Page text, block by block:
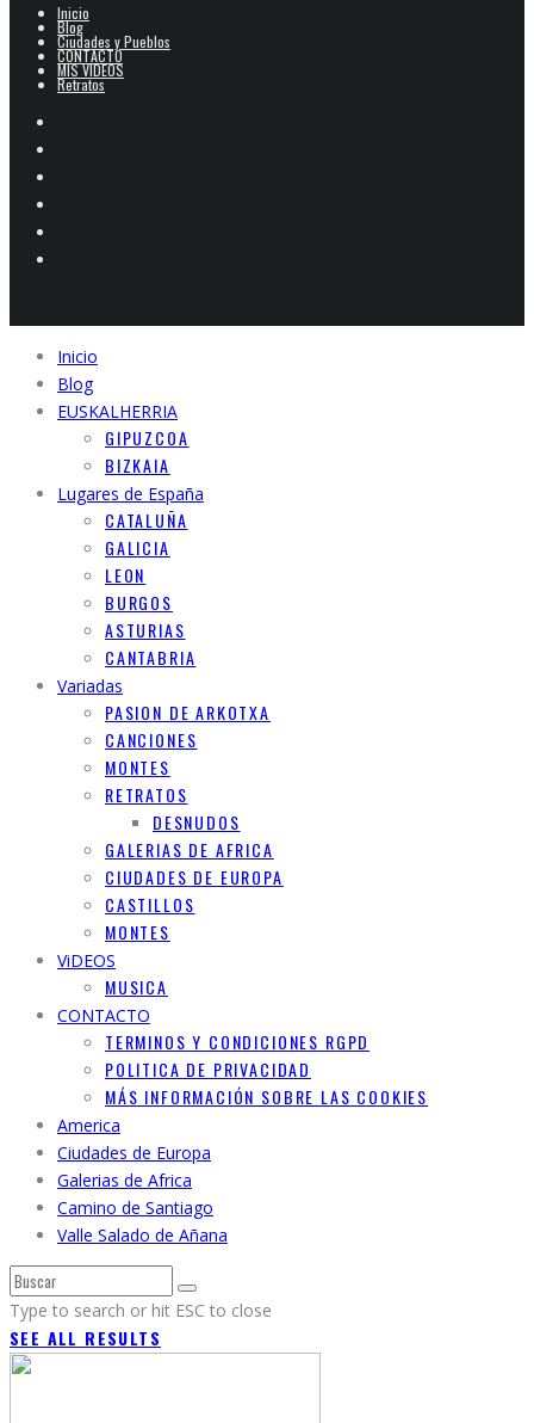
Inicio
Blog
Ciudades y Pueblos
CONTACTO
MIS VIDEOS
Retratos
Inicio
Blog
EUSKALHERRIA
GIPUZCOA
BIZKAIA
Lugares de España
CATALUÑA
GALICIA
LEON
BURGOS
ASTURIAS
CANTABRIA
Variadas
PASION DE ARKOTXA
CANCIONES
MONTES
RETRATOS
DESNUDOS
GALERIAS DE AFRICA
CIUDADES DE EUROPA
CASTILLOS
MONTES
ViDEOS
MUSICA
CONTACTO
TERMINOS Y CONDICIONES RGPD
POLITICA DE PRIVACIDAD
MÁS INFORMACIÓN SOBRE LAS COOKIES
America
Ciudades de Europa
Galerias de Africa
Camino de Santiago
Valle Salado de Añana
Type to search or hit ESC to close
SEE ALL RESULTS